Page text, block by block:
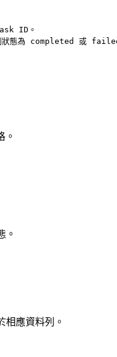
ID。
態為 completed 或
。
。
相應資料列。